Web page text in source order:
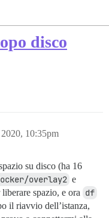
disco
10:35pm
su disco (ha 16
overlay2 e
liberare spazio, e ora df
il riavvio dell’istanza,